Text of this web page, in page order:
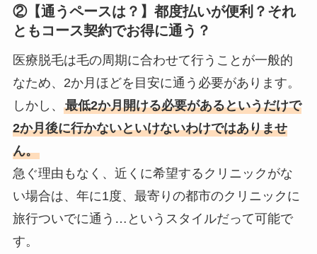
②【通うペースは？】都度払いが便利？それ
ともコース契約でお得に通う？
医療脱毛は毛の周期に合わせて行うことが一般的
なため、2か月ほどを目安に通う必要があります。
しかし、 最低2か月開ける必要があるというだけで
2か月後に行かないといけないわけではありませ
ん。
急ぐ理由もなく、近くに希望するクリニックがな
い場合は、年に1度、最寄りの都市のクリニックに
旅行ついでに通う…というスタイルだって可能で
す。